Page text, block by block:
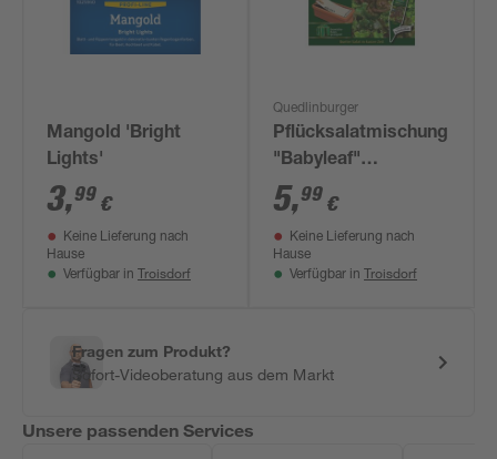
Mangold 'Bright
Lights'
3,99 €
Keine Lieferung nach
Hause
Verfügbar in Troisdorf
Quedlinburger
Pflücksalatmischung
"Babyleaf"
Saatplatte
5,99 €
Keine Lieferung nach
Hause
Verfügbar in Troisdorf
Fragen zum Produkt?
Sofort-Videoberatung aus dem Markt
Unsere passenden Services